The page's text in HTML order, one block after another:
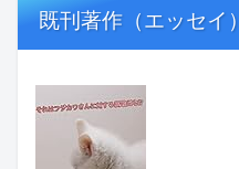
既刊著作（エッセイ）